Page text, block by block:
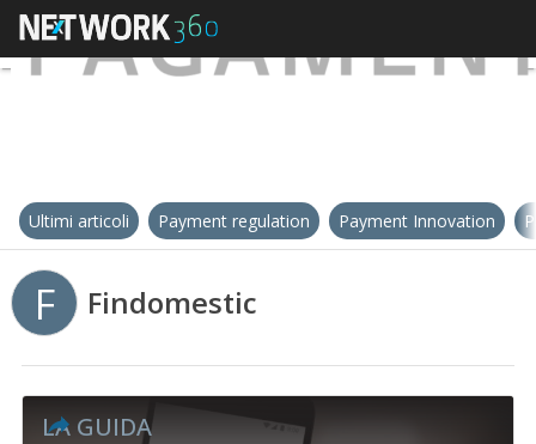
Ultimi articoli Payment regulation Payment Innovation
F Findomestic
LA GUIDA